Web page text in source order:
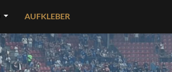
AUFKLEBER